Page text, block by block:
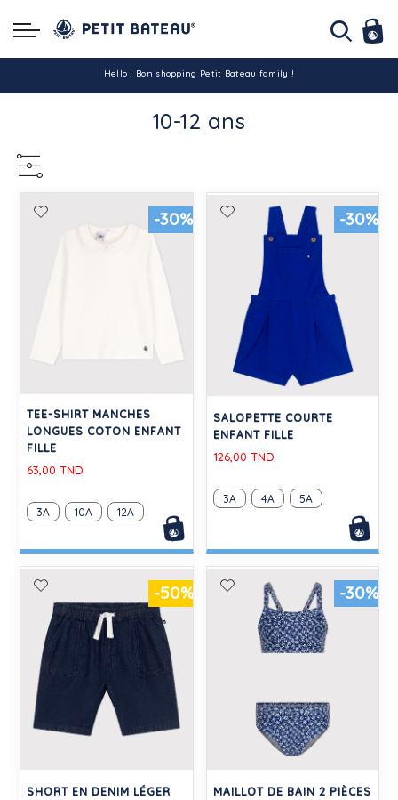
Hello ! Bon shopping Petit Bateau family !
10-12 ans
-30%
TEE-SHIRT MANCHES
LONGUES COTON ENFANT
FILLE
63,00 TND
3A 10A 12A
-30%
SALOPETTE COURTE
ENFANT FILLE
126,00 TND
3A 4A 5A
-50%
SHORT EN DENIM LÉGER
-30%
MAILLOT DE BAIN 2 PIÈCES